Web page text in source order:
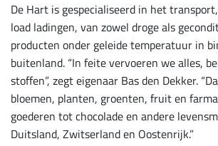
De Hart is gespecialiseerd in het
load ladingen, van zowel droge als
producten onder geleide temperatuur in
buitenland. “In feite vervoeren we alles,
stoffen”, zegt eigenaar Bas den Dekker.
bloemen, planten, groenten, fruit en
goederen tot chocolade en andere
Duitsland, Zwitserland en Oostenrijk.”